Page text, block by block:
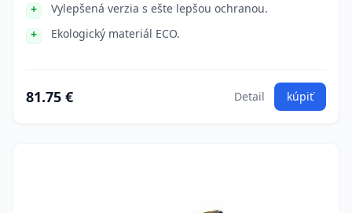
Vylepšená verzia s ešte lepšou ochranou.
Ekologický materiál ECO.
81.75 € Detail kúpiť